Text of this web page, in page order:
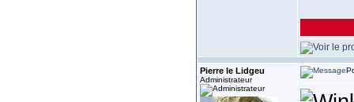
Pierre le Lidgeu
Administrateur